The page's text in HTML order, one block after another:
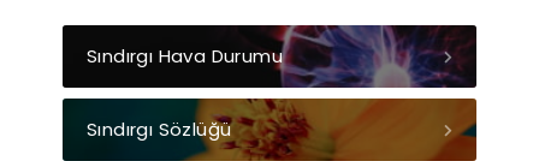
Sındırgı Hava Durumu
Sındırgı Sözlüğü